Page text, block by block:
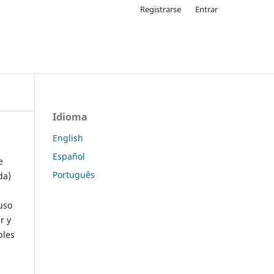
Registrarse Entrar
y
Idioma
English
Español
Português